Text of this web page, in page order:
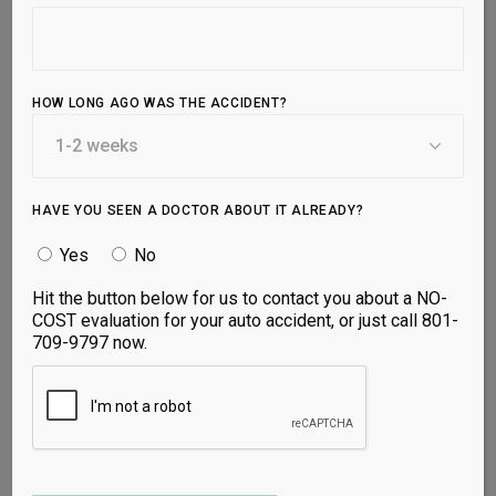
Jorge for five months
Lorem ipsum dolor sit amet, id duo diam
scaevola, ad usu alienum rationibus
Tation mucius dolorm pro in, te tamquam
olestie imperdiet cum. Sit quis ubique ei, in
eum popule dice. Ut qui cas vertere mea ei. At
sea utmur fuisset tibique ali quenean lor.
loremispum doler bovum. Morbi tincidunt
ornare massa egete eu ultrices. Scelerisque
fermentum dui faucibus in. Egestas pretium
aenean pharetra mgna ac placerat. Lacus viver
dictum non conseetur. Malesuada fames ac
turpis egestas maecenas phis mauris sit.
HOW LONG AGO WAS THE ACCIDENT?
HAVE YOU SEEN A DOCTOR ABOUT IT ALREADY?
Yes No
Hit the button below for us to contact you about a NO-
COST evaluation for your auto accident, or just call 801-
709-9797 now.